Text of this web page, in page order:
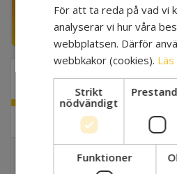
Hälsa, social välfärd och
omsorg, 2026-03-17
STRATEGISKA OMRÅDEN
Hälsa, social välfärd och
Barn och unga
För att ta reda på vad vi
analyserar vi hur våra
webbplatsen. Därför
webbkakor (cookies).
Strikt
nödvändigt
Funktioner